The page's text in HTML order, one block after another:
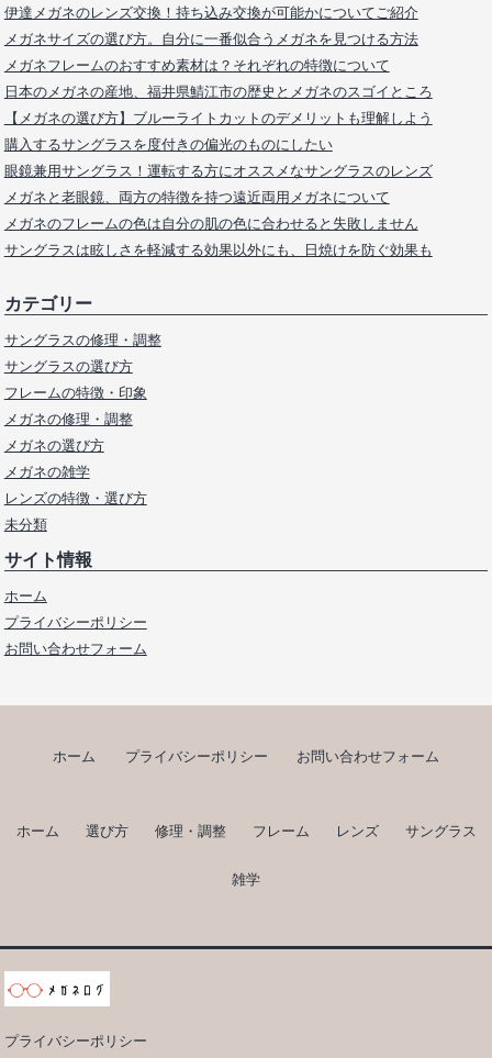
伊達メガネのレンズ交換！持ち込み交換が可能かについてご紹介
メガネサイズの選び方。自分に一番似合うメガネを見つける方法
メガネフレームのおすすめ素材は？それぞれの特徴について
日本のメガネの産地、福井県鯖江市の歴史とメガネのスゴイところ
【メガネの選び方】ブルーライトカットのデメリットも理解しよう
購入するサングラスを度付きの偏光のものにしたい
眼鏡兼用サングラス！運転する方にオススメなサングラスのレンズ
メガネと老眼鏡、両方の特徴を持つ遠近両用メガネについて
メガネのフレームの色は自分の肌の色に合わせると失敗しません
サングラスは眩しさを軽減する効果以外にも、日焼けを防ぐ効果も
カテゴリー
サングラスの修理・調整
サングラスの選び方
フレームの特徴・印象
メガネの修理・調整
メガネの選び方
メガネの雑学
レンズの特徴・選び方
未分類
サイト情報
ホーム
プライバシーポリシー
お問い合わせフォーム
ホーム プライバシーポリシー お問い合わせフォーム
ホーム 選び方 修理・調整 フレーム レンズ サングラス
雑学
プライバシーポリシー